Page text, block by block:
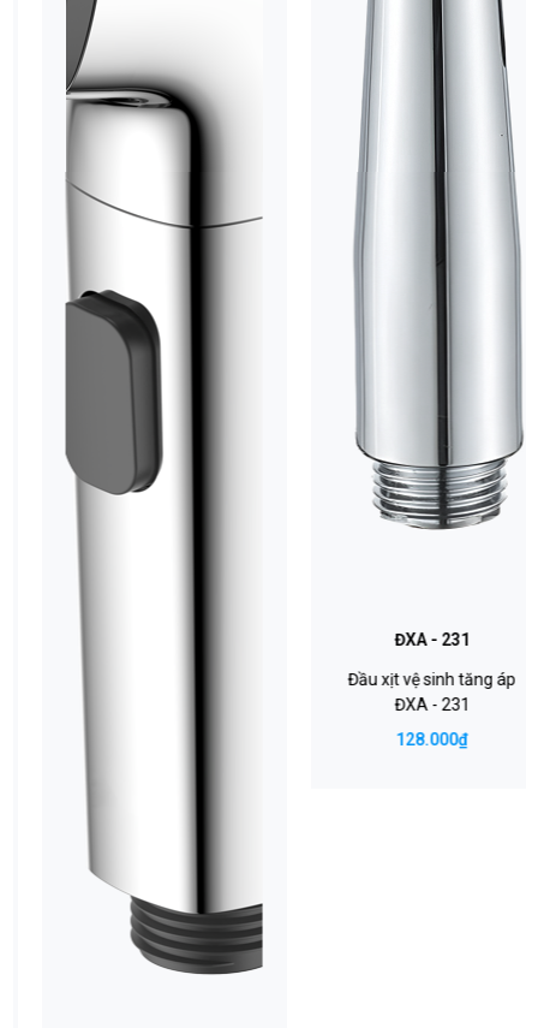
ĐXA - 231
Đầu xịt vệ sinh tăng áp
ĐXA - 231
128.000₫